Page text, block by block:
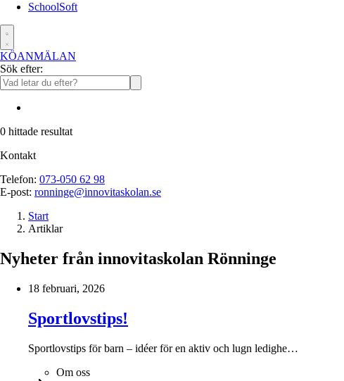
SchoolSoft
KÖANMÄLAN
Sök efter:
0 hittade resultat
Kontakt
Telefon: 073-050 62 98
E-post: ronninge@innovitaskolan.se
Start
Artiklar
Nyheter från innovitaskolan Rönninge
18 februari, 2026
Sportlovstips!
Sportlovstips för barn – idéer för en aktiv och lugn ledighe…
Om oss